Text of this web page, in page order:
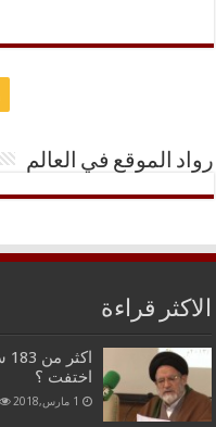
رواد الموقع في العالم
الاكثر قراءة
اختفت ؟
1 مارس,2018